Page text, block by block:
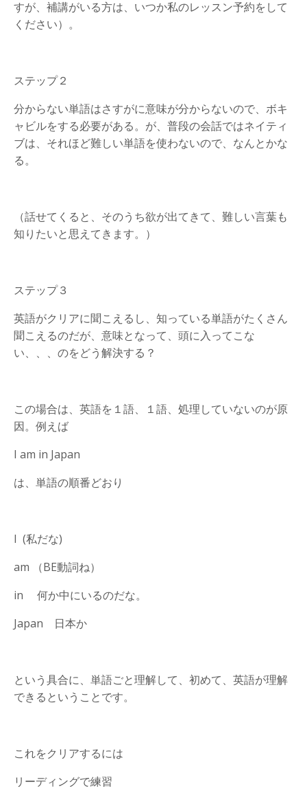
すが、補講がいる方は、いつか私のレッスン予約をして
ください）。
ステップ２
分からない単語はさすがに意味が分からないので、ボキ
ャビルをする必要がある。が、普段の会話ではネイティ
ブは、それほど難しい単語を使わないので、なんとかな
る。
（話せてくると、そのうち欲が出てきて、難しい言葉も
知りたいと思えてきます。）
ステップ３
英語がクリアに聞こえるし、知っている単語がたくさん
聞こえるのだが、意味となって、頭に入ってこな
い、、、のをどう解決する？
この場合は、英語を１語、１語、処理していないのが原
因。例えば
I am in Japan
は、単語の順番どおり
I (私だな)
am
（BE動詞ね）
in
何か中にいるのだな。
Japan 日本か
という具合に、単語ごと理解して、初めて、英語が理解
できるということです。
これをクリアするには
リーディングで練習